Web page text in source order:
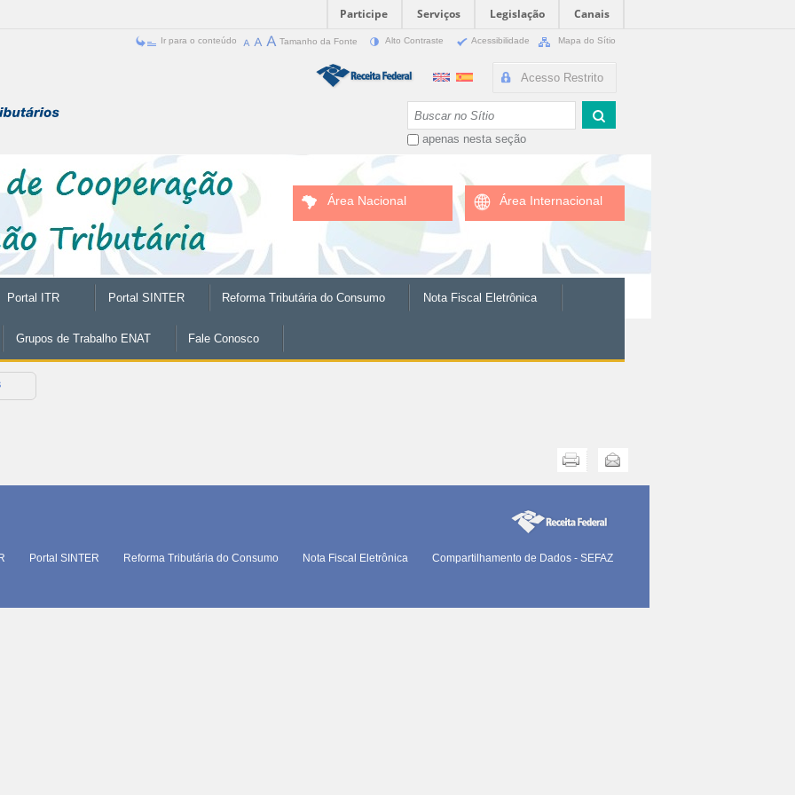
Participe Serviços Legislação
Canais
Ir para o conteúdo Tamanho da Fonte Alto Contraste Acessibilidade Mapa do Sítio
Acesso Restrito
apenas nesta seção
Área Nacional Área Internacional
Portal ITR Portal SINTER Reforma Tributária do Consumo Nota Fiscal Eletrônica
Grupos de Trabalho ENAT Fale Conosco
Enviar
Portal SINTER Reforma Tributária do Consumo Nota Fiscal Eletrônica
Compartilhamento de Dados - SEFAZ